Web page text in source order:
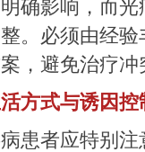
确影响，而
。必须由经
，避免治疗
式与诱因控
者应特别注